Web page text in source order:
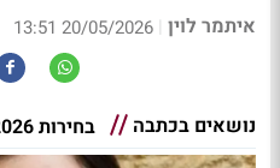
איתמר לוין |
20/05/2026 13:51
נושאים בכתבה בחירות 2026